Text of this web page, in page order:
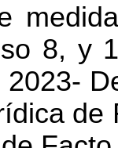
8, y
de